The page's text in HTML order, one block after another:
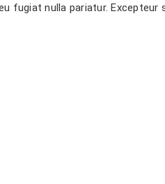
fugiat nulla pariatur.